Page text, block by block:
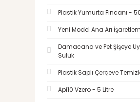
Plastik Yumurta Fincanı -
Yeni Model Ana Arı
Damacana ve Pet Şişeye
Suluk
Plastik Saplı Çerçeve
Api10 Vzero - 5 Litre